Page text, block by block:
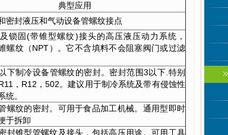
典型应用
密封液压和气动设备管螺纹接点
锁固(带锥型螺纹)接头的高压液压动力系统，
螺纹（NPT）。它不含填料不会阻塞阀门或过滤
下制冷设备管螺纹的密封。密封范围3以下.特别
，R12，502。建议用于制冷系统及带有侵蚀性
统。
螺纹的密封。可用于食品加工机械。通用型即时
于拆卸
封锥型管螺纹及接头，包括高压用途。可用工具